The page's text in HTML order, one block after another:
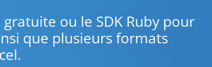
ou le SDK Ruby pour
que plusieurs formats